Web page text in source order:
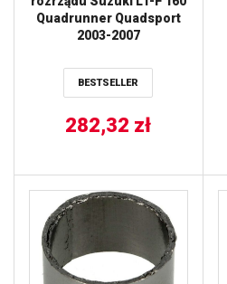
Quadrunner Quadsport
2003-2007
BESTSELLER
282,32 zł